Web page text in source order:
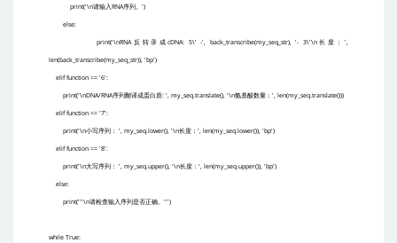
print('\n请输入RNA序列。 ')
else:
print('\nRNA反转录成cDNA: 5\' -', back_transcribe(my_seq_str), '- 3\'\n长度：',
len(back_transcribe(my_seq_str)), 'bp')
elif function == '6':
print('\nDNA/RNA序列翻译成蛋白质: ', my_seq.translate(), '\n氨基酸数量： ', len(my_seq.translate()))
elif function == '7':
print('\n小写序列： ', my_seq.lower(), '\n长度： ', len(my_seq.lower()), 'bp')
elif function == '8':
print('\n大写序列： ', my_seq.upper(), '\n长度： ', len(my_seq.upper()), 'bp')
else:
print('''\n请检查输入序列是否正确。 ''')
while True: